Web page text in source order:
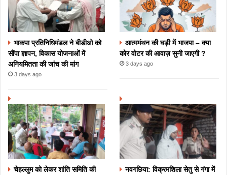
भाकपा प्रतिनिधिमंडल ने बीडीओ को
सौंपा ज्ञापन, विकास योजनाओं में
अनियमितता की जांच की मांग
3 days ago
आत्ममंथन की घड़ी में भाजपा – क्या
कोर वोटर की आवाज़ सुनी जाएगी ?
3 days ago
चेहल्लुम को लेकर शांति समिति की
नवगछिया: विक्रमशिला सेतु से गंगा में